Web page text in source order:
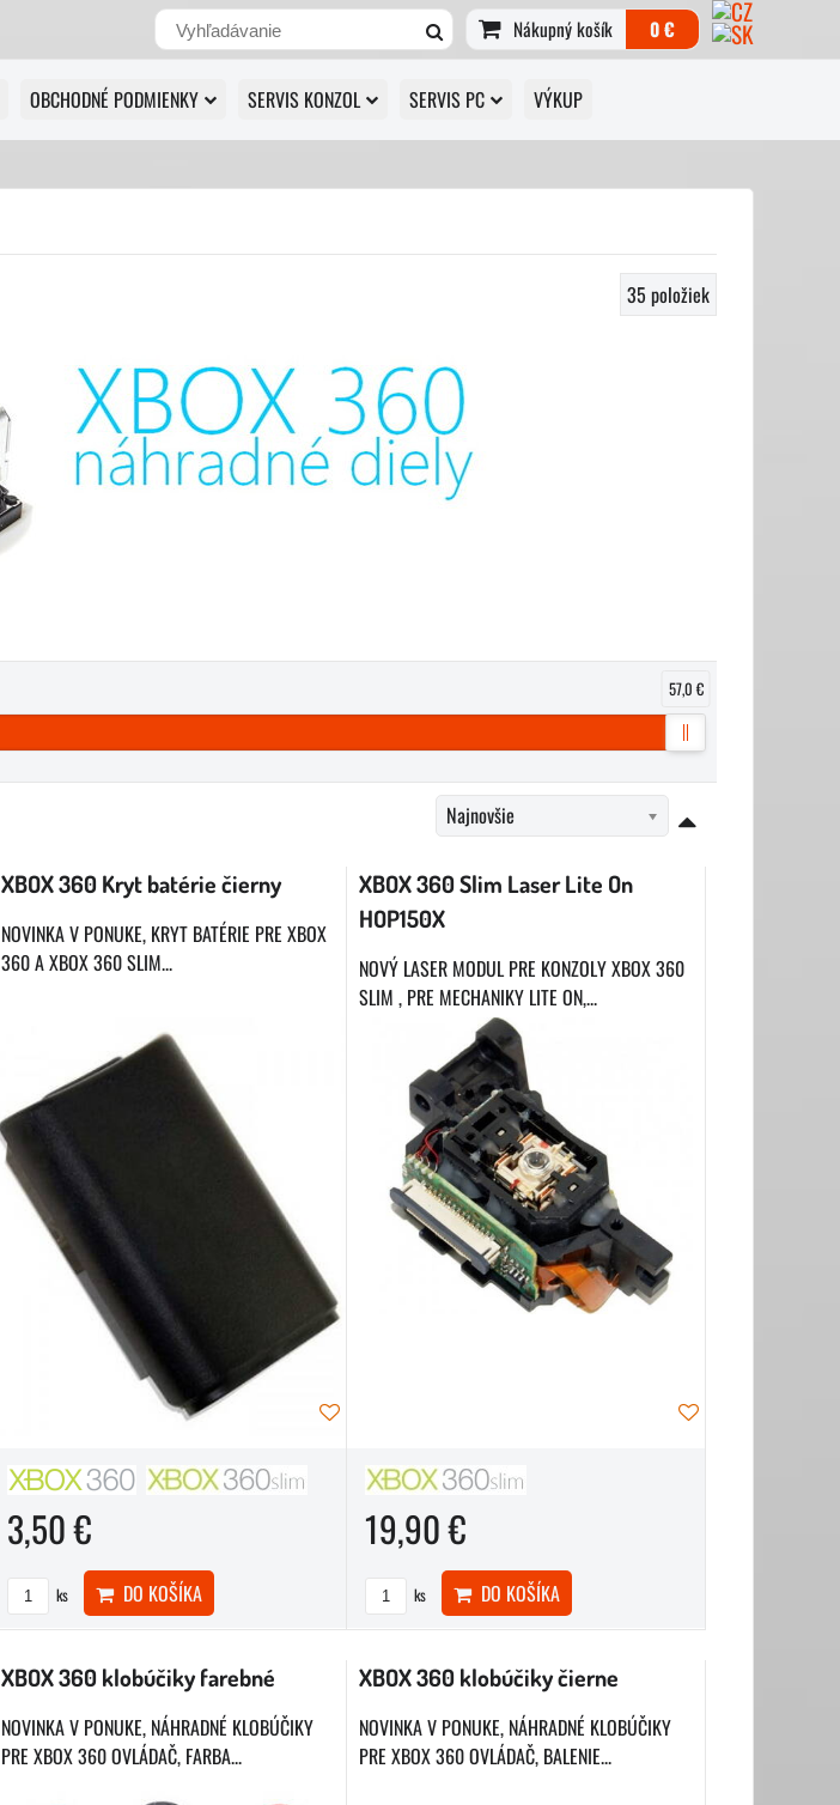
Nákupný košík 0 €
OBCHODNÉ PODMIENKY SERVIS KONZOL SERVIS PC VÝKUP
35 položiek
57,0 €
Najnovšie
XBOX 360 Kryt batérie čierny
NOVINKA V PONUKE, KRYT BATÉRIE PRE XBOX
360 A XBOX 360 SLIM...
3,50 €
ks DO KOŠÍKA
XBOX 360 Slim Laser Lite On
HOP150X
NOVÝ LASER MODUL PRE KONZOLY XBOX 360
SLIM , PRE MECHANIKY LITE ON,...
19,90 €
ks DO KOŠÍKA
XBOX 360 klobúčiky farebné
NOVINKA V PONUKE, NÁHRADNÉ KLOBÚČIKY
PRE XBOX 360 OVLÁDAČ, FARBA...
XBOX 360 klobúčiky čierne
NOVINKA V PONUKE, NÁHRADNÉ KLOBÚČIKY
PRE XBOX 360 OVLÁDAČ, BALENIE...